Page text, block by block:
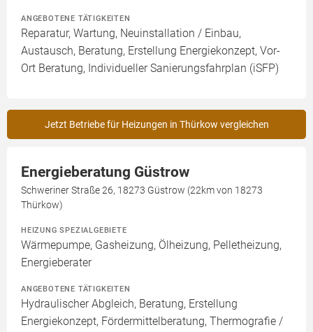
ANGEBOTENE TÄTIGKEITEN
Reparatur, Wartung, Neuinstallation / Einbau,
Austausch, Beratung, Erstellung Energiekonzept, Vor-
Ort Beratung, Individueller Sanierungsfahrplan (iSFP)
Jetzt Betriebe für Heizungen in Thürkow vergleichen
Energieberatung Güstrow
Schweriner Straße 26, 18273 Güstrow (22km von 18273
Thürkow)
HEIZUNG SPEZIALGEBIETE
Wärmepumpe, Gasheizung, Ölheizung, Pelletheizung,
Energieberater
ANGEBOTENE TÄTIGKEITEN
Hydraulischer Abgleich, Beratung, Erstellung
Energiekonzept, Fördermittelberatung, Thermografie /